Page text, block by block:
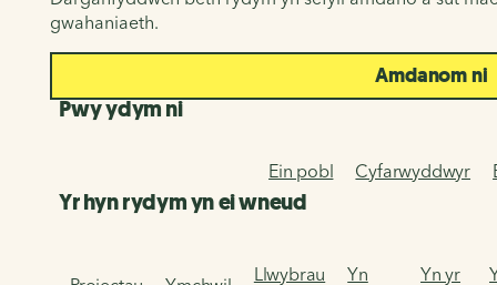
gwahaniaeth.
Amdanom ni
Pwy ydym ni
Ein pobl Cyfarwyddwyr
Yr hyn rydym yn ei wneud
Llwybrau
Yn
Yn yr